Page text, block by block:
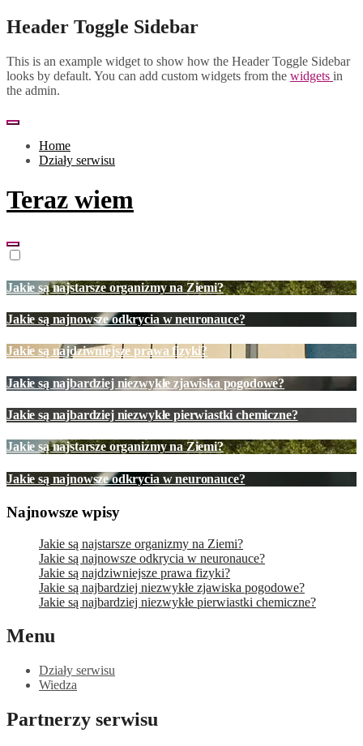
Skip
to
Header Toggle Sidebar
This is an example widget to show how the Header Toggle Sidebar
looks by default. You can add custom widgets from the widgets in
the admin.
Home
Działy serwisu
Teraz wiem
Jakie są najstarsze organizmy na Ziemi?
Jakie są najnowsze odkrycia w neuronauce?
Jakie są najdziwniejsze prawa fizyki?
Jakie są najbardziej niezwykłe zjawiska pogodowe?
Jakie są najbardziej niezwykłe pierwiastki chemiczne?
Jakie są najstarsze organizmy na Ziemi?
Jakie są najnowsze odkrycia w neuronauce?
Najnowsze wpisy
Jakie są najstarsze organizmy na Ziemi?
Jakie są najnowsze odkrycia w neuronauce?
Jakie są najdziwniejsze prawa fizyki?
Jakie są najbardziej niezwykłe zjawiska pogodowe?
Jakie są najbardziej niezwykłe pierwiastki chemiczne?
Menu
Działy serwisu
Wiedza
Partnerzy serwisu